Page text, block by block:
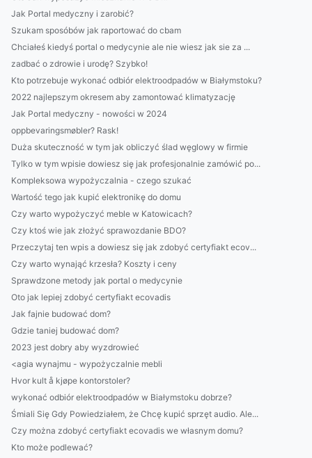
Jak Portal medyczny i zarobić?
Szukam sposóbów jak raportować do cbam
Chciałeś kiedyś portal o medycynie ale nie wiesz jak sie za ...
zadbać o zdrowie i urodę? Szybko!
Kto potrzebuje wykonać odbiór elektroodpadów w Białymstoku?
2022 najlepszym okresem aby zamontować klimatyzację
Jak Portal medyczny - nowości w 2024
oppbevaringsmøbler? Rask!
Duża skuteczność w tym jak obliczyć ślad węglowy w firmie
Tylko w tym wpisie dowiesz się jak profesjonalnie zamówić po...
Kompleksowa wypożyczalnia - czego szukać
Wartość tego jak kupić elektronikę do domu
Czy warto wypożyczyć meble w Katowicach?
Czy ktoś wie jak złożyć sprawozdanie BDO?
Przeczytaj ten wpis a dowiesz się jak zdobyć certyfiakt ecov...
Czy warto wynająć krzesła? Koszty i ceny
Sprawdzone metody jak portal o medycynie
Oto jak lepiej zdobyć certyfiakt ecovadis
Jak fajnie budować dom?
Gdzie taniej budować dom?
2023 jest dobry aby wyzdrowieć
<agia wynajmu - wypożyczalnie mebli
Hvor kult å kjøpe kontorstoler?
wykonać odbiór elektroodpadów w Białymstoku dobrze?
Śmiali Się Gdy Powiedziałem, że Chcę kupić sprzęt audio. Ale...
Czy można zdobyć certyfiakt ecovadis we własnym domu?
Kto może podlewać?